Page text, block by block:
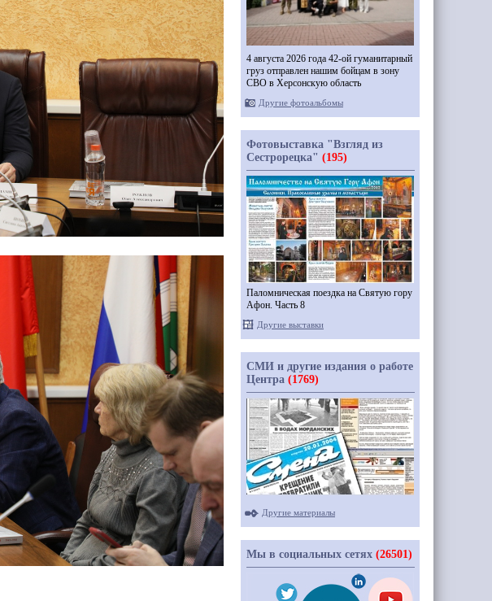
4 августа 2026 года 42-ой гуманитарный
груз отправлен нашим бойцам в зону
СВО в Херсонскую область
Другие фотоальбомы
Фотовыставка "Взгляд из
Сестрорецка" (195)
Паломническая поездка на Святую гору
Афон. Часть 8
Другие выставки
СМИ и другие издания о работе
Центра (1769)
Другие материалы
Мы в социальных сетях (26501)